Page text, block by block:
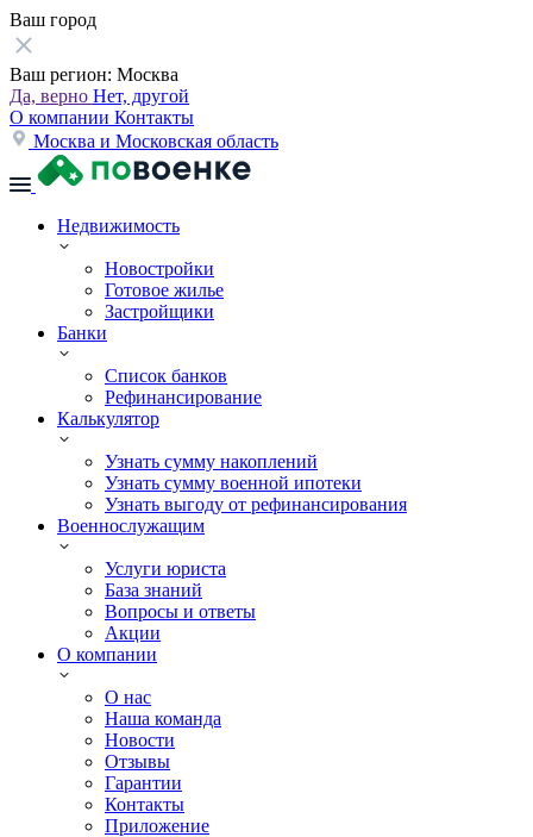
Ваш город
Ваш регион: Москва
Да, верно Нет, другой
О компании Контакты
Москва и Московская область
Недвижимость
Новостройки
Готовое жилье
Застройщики
Банки
Список банков
Рефинансирование
Калькулятор
Узнать сумму накоплений
Узнать сумму военной ипотеки
Узнать выгоду от рефинансирования
Военнослужащим
Услуги юриста
База знаний
Вопросы и ответы
Акции
О компании
О нас
Наша команда
Новости
Отзывы
Гарантии
Контакты
Приложение